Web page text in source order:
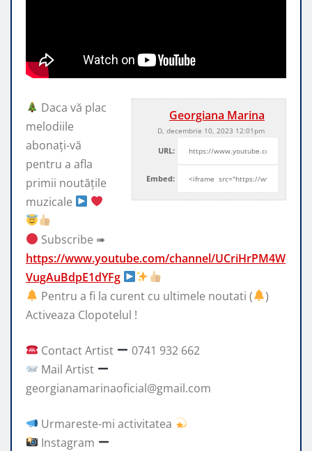
Georgiana Marina
D, decembrie 10, 2023 12:01pm
URL:
Embed:
Daca vă plac
melodiile
abonați-vă
pentru a afla
primii noutățile
muzicale
Subscribe ➠
https://www.youtube.com/channel/UCriHrPM4W
VugAuBdpE1dYFg
Pentru a fi la curent cu ultimele noutati (
)
Activeaza Clopotelul !
Contact Artist
0741 932 662
Mail Artist
georgianamarinaoficial@gmail.com
Urmareste-mi activitatea
Instagram